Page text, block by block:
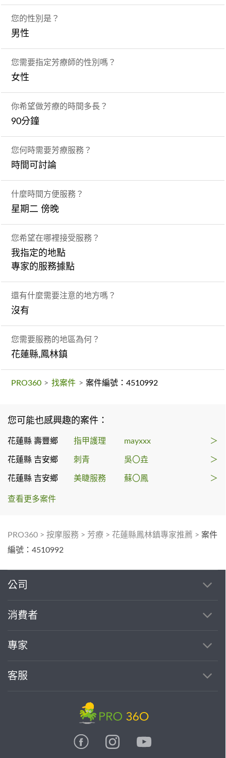
您的性別是？
男性
您需要指定芳療師的性別嗎？
女性
你希望做芳療的時間多長？
90分鐘
您何時需要芳療服務？
時間可討論
什麼時間方便服務？
星期二 傍晚
您希望在哪裡接受服務？
我指定的地點
專家的服務據點
還有什麼需要注意的地方嗎？
沒有
您需要服務的地區為何？
花蓮縣,鳳林鎮
PRO360 > 找案件 > 案件編號：4510992
您可能也感興趣的案件：
花蓮縣 壽豐鄉 指甲護理 mayxxx ＞
花蓮縣 吉安鄉 刺青 吳〇垚 ＞
花蓮縣 吉安鄉 美睫服務 蘇〇鳳 ＞
查看更多案件
PRO360 > 按摩服務 > 芳療 > 花蓮縣鳳林鎮專家推薦 > 案件
編號：4510992
公司
消費者
專家
客服